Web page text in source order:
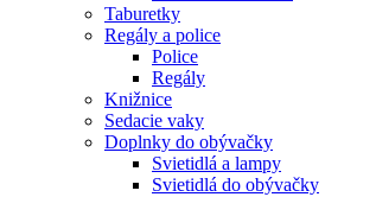
Taburetky
Regály a police
Police
Regály
Knižnice
Sedacie vaky
Doplnky do obývačky
Svietidlá a lampy
Svietidlá do obývačky